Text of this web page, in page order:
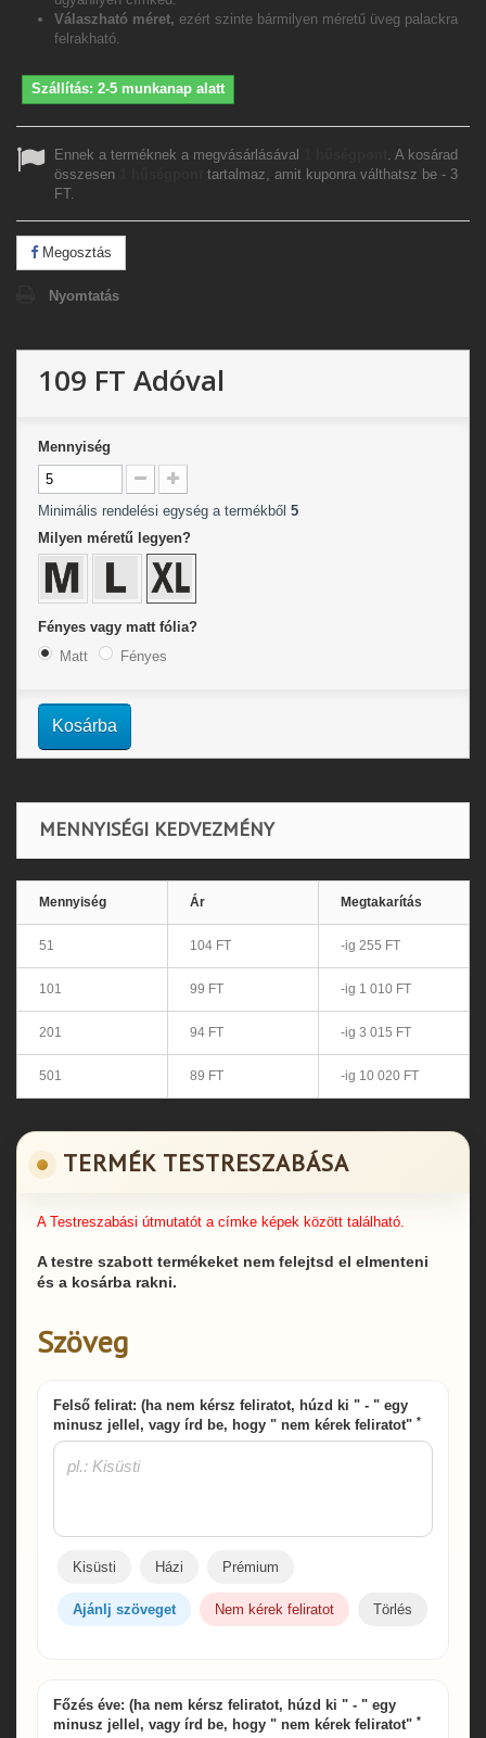
Válaszható méret, ezért szinte bármilyen méretű üveg palackra
felrakható.
Szállítás: 2-5 munkanap alatt
Ennek a terméknek a megvásárlásával
. A kosárad
összesen
tartalmaz, amit kuponra válthatsz be - 3
FT.
Megosztás
Nyomtatás
109 FT Adóval
Mennyiség
Minimális rendelési egység a termékből 5
Milyen méretű legyen?
Fényes vagy matt fólia?
Matt
Fényes
Kosárba
MENNYISÉGI KEDVEZMÉNY
Mennyiség Ár Megtakarítás
51 104 FT -ig 255 FT
101 99 FT -ig 1 010 FT
201 94 FT -ig 3 015 FT
501 89 FT -ig 10 020 FT
TERMÉK TESTRESZABÁSA
A Testreszabási útmutatót a címke képek között található.
A testre szabott termékeket nem felejtsd el elmenteni
és a kosárba rakni.
Szöveg
Felső felirat: (ha nem kérsz feliratot, húzd ki " - " egy
minusz jellel, vagy írd be, hogy " nem kérek feliratot" *
Kisüsti Házi Prémium
Ajánlj szöveget Nem kérek feliratot Törlés
Főzés éve: (ha nem kérsz feliratot, húzd ki " - " egy
minusz jellel, vagy írd be, hogy " nem kérek feliratot" *